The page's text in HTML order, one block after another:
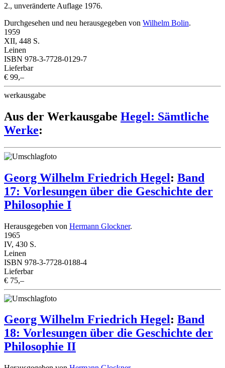
2., unveränderte Auflage 1976.
Durchgesehen und neu herausgegeben von Wilhelm Bolin.
1959
XII, 448 S.
Leinen
ISBN 978-3-7728-0129-7
Lieferbar
€ 99,–
werkausgabe
Aus der Werkausgabe Hegel: Sämtliche
Werke:
Georg Wilhelm Friedrich Hegel: Band
17: Vorlesungen über die Geschichte der
Philosophie I
Herausgegeben von Hermann Glockner.
1965
IV, 430 S.
Leinen
ISBN 978-3-7728-0188-4
Lieferbar
€ 75,–
Georg Wilhelm Friedrich Hegel: Band
18: Vorlesungen über die Geschichte der
Philosophie II